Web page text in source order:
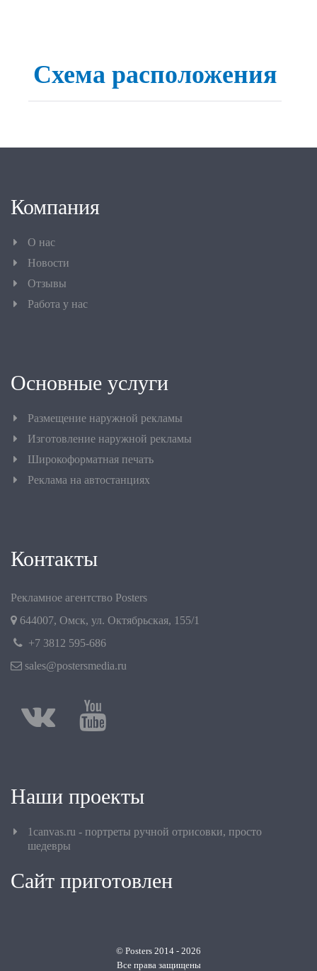
Схема расположения
Компания
О нас
Новости
Отзывы
Работа у нас
Основные услуги
Размещение наружной рекламы
Изготовление наружной рекламы
Широкоформатная печать
Реклама на автостанциях
Контакты
Рекламное агентство Posters
644007, Омск, ул. Октябрьская, 155/1
+7 3812 595-686
sales@postersmedia.ru
Наши проекты
1canvas.ru - портреты ручной отрисовки, просто
шедевры
Сайт приготовлен
© Posters 2014 - 2026
Все права защищены